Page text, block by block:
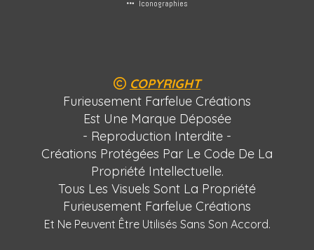
 Iconographies
 COPYRIGHT
Furieusement Farfelue Créations
Est Une Marque Déposée
- Reproduction Interdite -
Créations Protégées Par Le Code De La
Propriété Intellectuelle.
Tous Les Visuels Sont La Propriété
Furieusement Farfelue Créations
Et Ne Peuvent Être Utilisés Sans Son Accord.